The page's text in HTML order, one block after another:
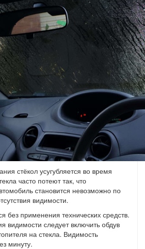
стёкол усугубляется во время
часто потеют так, что
становится невозможно по
видимости.
без применения технических средств.
видимости следует включить обдув
на стекла. Видимость
минуту.